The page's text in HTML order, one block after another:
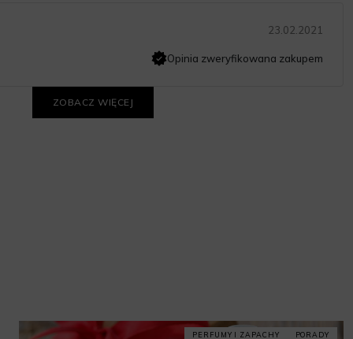
23.02.2021
Opinia zweryfikowana zakupem
ZOBACZ WIĘCEJ
PERFUMY I ZAPACHY PORADY